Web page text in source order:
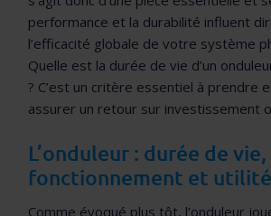
performance et la durabilité influent
l’efficacité globale de votre système
Quelle est la durée de vie d’un
? C’est un critère essentiel à prendre
assurer un retour sur investissement
L’onduleur : durée de vie,
fonctionnement et utilité
Comme évoqué plus tôt, l’onduleur